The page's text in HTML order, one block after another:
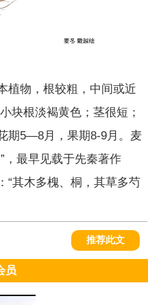
植物，根较粗，中间或近
块根淡褐黄色；茎很短；
期5—8月，果期8-9月。麦
，最早见载于先秦著作
“其木多槐、桐，其草多芍
推荐此文
员